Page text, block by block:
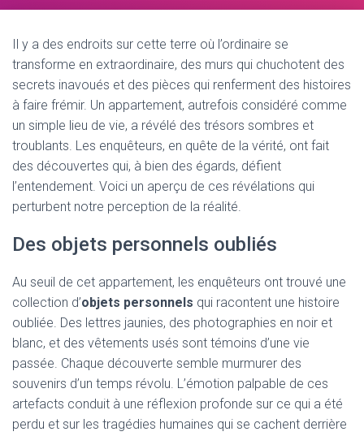
Il y a des endroits sur cette terre où l’ordinaire se
transforme en extraordinaire, des murs qui chuchotent des
secrets inavoués et des pièces qui renferment des histoires
à faire frémir. Un appartement, autrefois considéré comme
un simple lieu de vie, a révélé des trésors sombres et
troublants. Les enquêteurs, en quête de la vérité, ont fait
des découvertes qui, à bien des égards, défient
l’entendement. Voici un aperçu de ces révélations qui
perturbent notre perception de la réalité.
Des objets personnels oubliés
Au seuil de cet appartement, les enquêteurs ont trouvé une
collection d’objets personnels qui racontent une histoire
oubliée. Des lettres jaunies, des photographies en noir et
blanc, et des vêtements usés sont témoins d’une vie
passée. Chaque découverte semble murmurer des
souvenirs d’un temps révolu. L’émotion palpable de ces
artefacts conduit à une réflexion profonde sur ce qui a été
perdu et sur les tragédies humaines qui se cachent derrière